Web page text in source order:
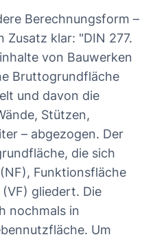
Berechnungsform –
Zusatz klar: "DIN 277.
von Bauwerken
Bruttogrundfläche
und davon die
Stützen,
– abgezogen. Der
die sich
Funktionsfläche
gliedert. Die
nochmals in
Um